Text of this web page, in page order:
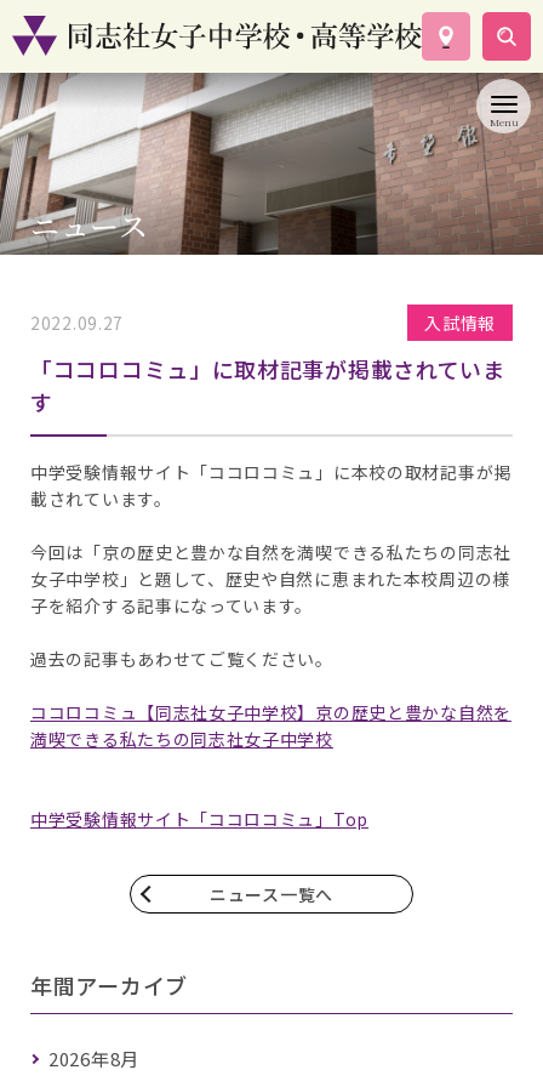
学校案内
コース紹介
学校生活
入試情報
資料請求
ニュース
2022.09.27 入試情報
「ココロコミュ」に取材記事が掲載されていま
す
中学受験情報サイト「ココロコミュ」に本校の取材記事が掲
載されています。
今回は「京の歴史と豊かな自然を満喫できる私たちの同志社
女子中学校」と題して、歴史や自然に恵まれた本校周辺の様
子を紹介する記事になっています。
過去の記事もあわせてご覧ください。
ココロコミュ【同志社女子中学校】京の歴史と豊かな自然を
満喫できる私たちの同志社女子中学校
中学受験情報サイト「ココロコミュ」Top
ニュース一覧へ
年間アーカイブ
2026年8月